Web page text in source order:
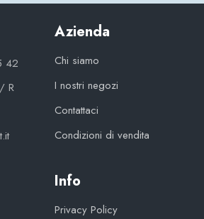
42
R
Azienda
Chi siamo
I nostri negozi
Contattaci
Condizioni di vendita
Info
Privacy Policy